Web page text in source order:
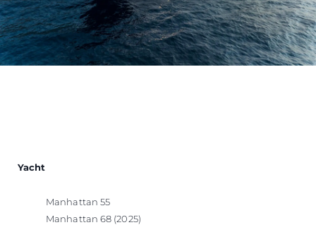
Yacht
Manhattan 55
Manhattan 68 (2025)